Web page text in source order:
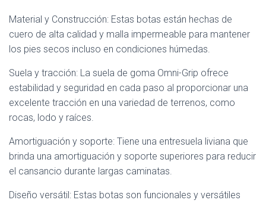
Material y Construcción: Estas botas están hechas de
cuero de alta calidad y malla impermeable para mantener
los pies secos incluso en condiciones húmedas.
Suela y tracción: La suela de goma Omni-Grip ofrece
estabilidad y seguridad en cada paso al proporcionar una
excelente tracción en una variedad de terrenos, como
rocas, lodo y raíces.
Amortiguación y soporte: Tiene una entresuela liviana que
brinda una amortiguación y soporte superiores para reducir
el cansancio durante largas caminatas.
Diseño versátil: Estas botas son funcionales y versátiles